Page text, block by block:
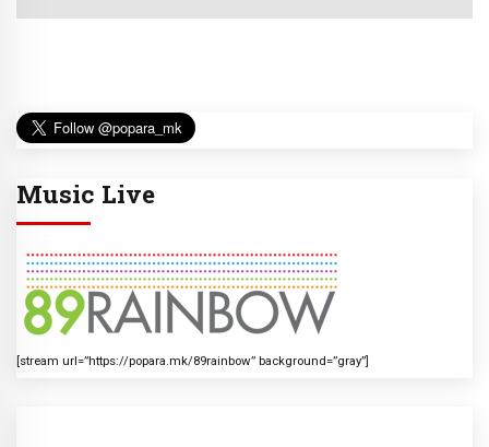
Music Live
[stream url=”https://popara.mk/89rainbow” background=”gray”]